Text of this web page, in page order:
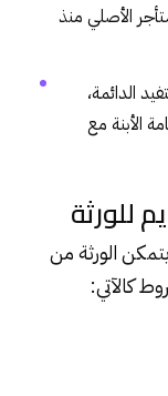
الأصلي منذ
الدائمة،
الأبنة مع
للورثة
الورثة من
كالآتي: